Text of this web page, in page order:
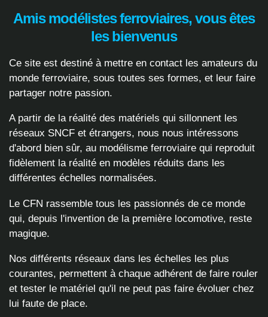
Amis modélistes ferroviaires, vous êtes
les bienvenus
Ce site est destiné à mettre en contact les amateurs du
monde ferroviaire, sous toutes ses formes, et leur faire
partager notre passion.
A partir de la réalité des matériels qui sillonnent les
réseaux SNCF et étrangers, nous nous intéressons
d'abord bien sûr, au modélisme ferroviaire qui reproduit
fidèlement la réalité en modèles réduits dans les
différentes échelles normalisées.
Le CFN rassemble tous les passionnés de ce monde
qui, depuis l'invention de la première locomotive, reste
magique.
Nos différents réseaux dans les échelles les plus
courantes, permettent à chaque adhérent de faire rouler
et tester le matériel qu'il ne peut pas faire évoluer chez
lui faute de place.